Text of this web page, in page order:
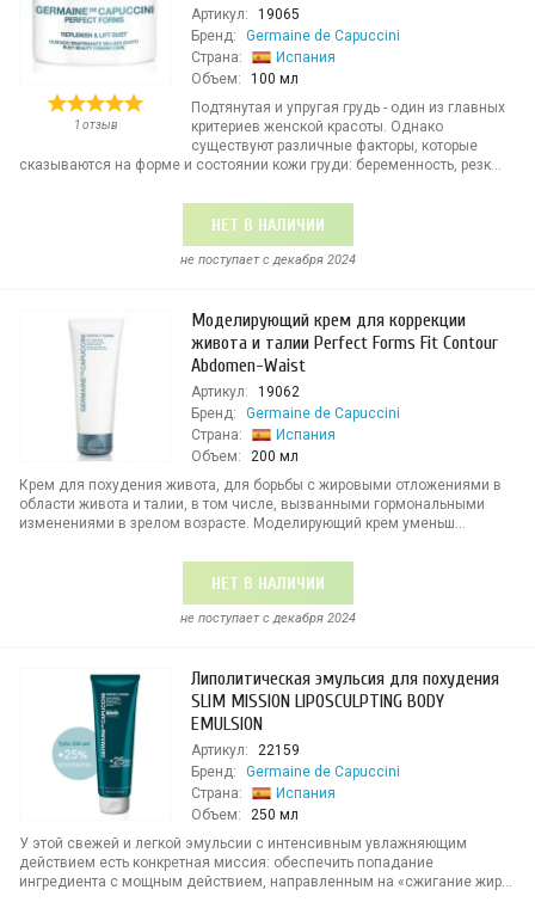
1 отзыв
Артикул:
19065
Бренд:
Germaine de Capuccini
Страна:
Испания
Объем:
100 мл
Подтянутая и упругая грудь - один из главных
критериев женской красоты. Однако
существуют различные факторы, которые
сказываются на форме и состоянии кожи груди: беременность, резк...
НЕТ В НАЛИЧИИ
не поступает c декабря 2024
Моделирующий крем для коррекции
живота и талии Perfect Forms Fit Contour
Abdomen-Waist
Артикул:
19062
Бренд:
Germaine de Capuccini
Страна:
Испания
Объем:
200 мл
Крем для похудения живота, для борьбы с жировыми отложениями в
области живота и талии, в том числе, вызванными гормональными
изменениями в зрелом возрасте. Моделирующий крем уменьш...
НЕТ В НАЛИЧИИ
не поступает c декабря 2024
Липолитическая эмульсия для похудения
SLIM MISSION LIPOSCULPTING BODY
EMULSION
Артикул:
22159
Бренд:
Germaine de Capuccini
Страна:
Испания
Объем:
250 мл
У этой свежей и легкой эмульсии с интенсивным увлажняющим
действием есть конкретная миссия: обеспечить попадание
ингредиента с мощным действием, направленным на «сжигание жир...